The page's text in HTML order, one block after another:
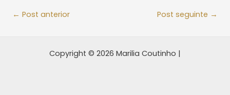
← Post anterior Post seguinte →
Copyright © 2026 Marilia Coutinho |